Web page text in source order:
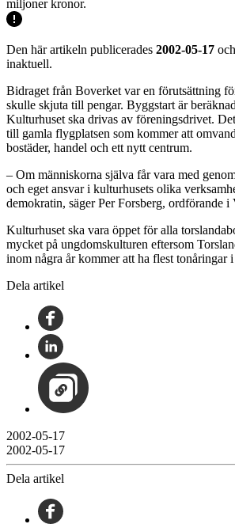
miljoner kronor.
Den här artikeln publicerades 2002-05-17
inaktuell.
Bidraget från Boverket var en förutsättning
skulle skjuta till pengar. Byggstart är
Kulturhuset ska drivas av föreningsdrivet.
till gamla flygplatsen som kommer att
bostäder, handel och ett nytt centrum.
– Om människorna själva får vara med
och eget ansvar i kulturhusets olika
demokratin, säger Per Forsberg, ordförande i
Kulturhuset ska vara öppet för alla
mycket på ungdomskulturen eftersom
inom några år kommer att ha flest tonåringar
Dela artikel
2002-05-17
2002-05-17
Dela artikel